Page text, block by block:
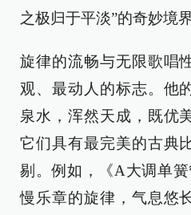
之极归于平淡”的奇妙境界
旋律的流畅与无限歌唱
观、最动人的标志。他
泉水，浑然天成，既优
它们具有最完美的古典
剔。例如，《A大调单簧
慢乐章的旋律，气息悠